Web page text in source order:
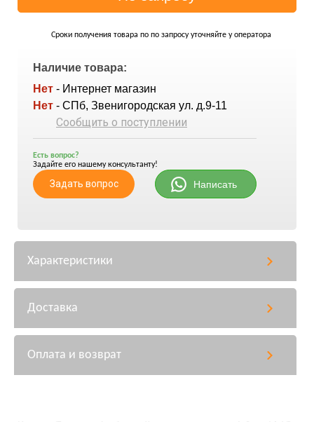
Сроки получения товара по по запросу уточняйте у оператора
Наличие товара:
Нет - Интернет магазин
Нет - СПб, Звенигородская ул. д.9-11
Сообщить о поступлении
Есть вопрос?
Задайте его нашему консультанту!
Задать вопрос Написать
Характеристики
Доставка
Оплата и возврат